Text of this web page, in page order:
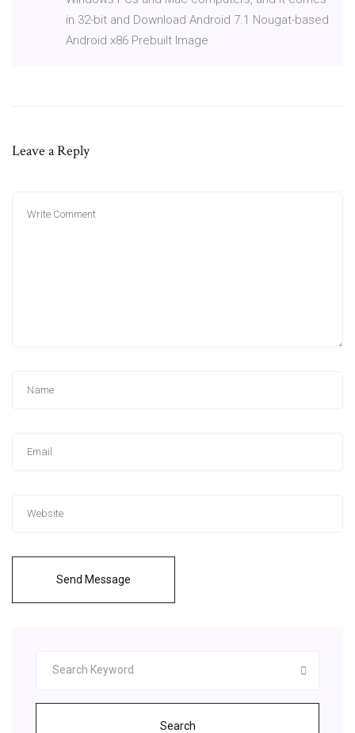
in 32-bit and Download Android 7.1 Nougat-based
Android x86 Prebuilt Image
Leave a Reply
Send Message
Search